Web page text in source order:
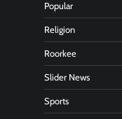
Popular
Religion
Roorkee
Slider News
Sports